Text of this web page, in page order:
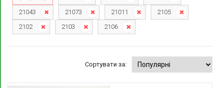
21043
21073 21011
2105
2102
2103 2106
Сортувати за: